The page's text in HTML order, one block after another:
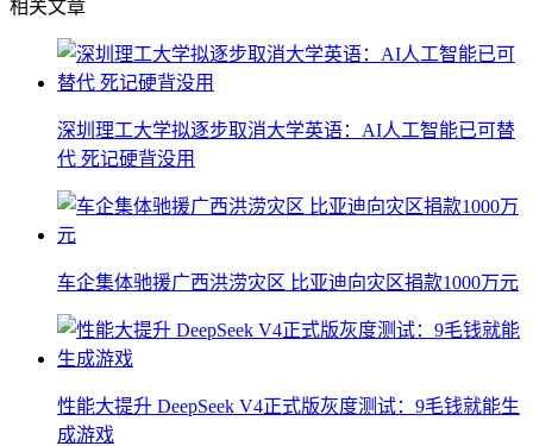
相关文章
深圳理工大学拟逐步取消大学英语：AI人工智能已可替
代 死记硬背没用
车企集体驰援广西洪涝灾区 比亚迪向灾区捐款1000万元
性能大提升 DeepSeek V4正式版灰度测试：9毛钱就能生
成游戏